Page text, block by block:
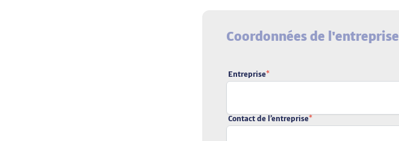
Coordonnées de l'entreprise
Entreprise*
Contact de l’entreprise*